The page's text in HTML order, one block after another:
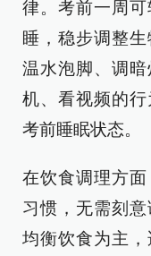
律。考前一周
睡，稳步调整生
温水泡脚、调
机、看视频的
考前睡眠状态。
在饮食调理方
习惯，无需刻
均衡饮食为主